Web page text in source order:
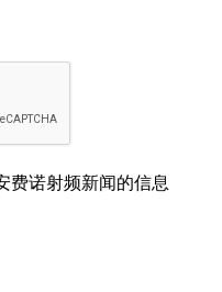
费诺射频新闻的信息